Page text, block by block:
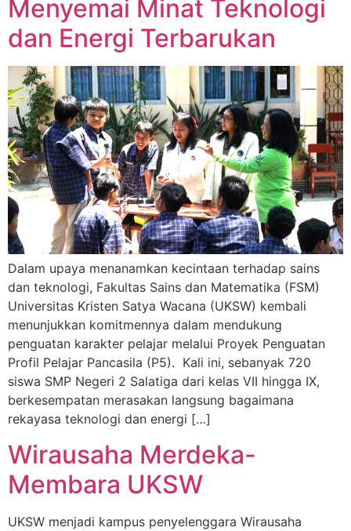
Menyemai Minat Teknologi
dan Energi Terbarukan
Dalam upaya menanamkan kecintaan terhadap sains
dan teknologi, Fakultas Sains dan Matematika (FSM)
Universitas Kristen Satya Wacana (UKSW) kembali
menunjukkan komitmennya dalam mendukung
penguatan karakter pelajar melalui Proyek Penguatan
Profil Pelajar Pancasila (P5). Kali ini, sebanyak 720
siswa SMP Negeri 2 Salatiga dari kelas VII hingga IX,
berkesempatan merasakan langsung bagaimana
rekayasa teknologi dan energi […]
Wirausaha Merdeka-
Membara UKSW
UKSW menjadi kampus penyelenggara Wirausaha